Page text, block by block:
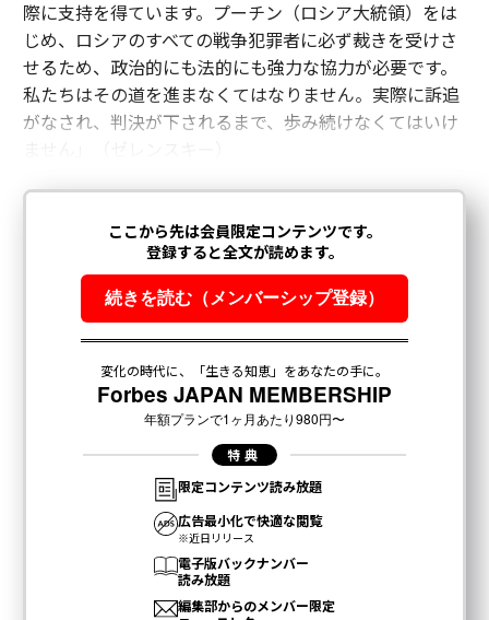
際に支持を得ています。プーチン（ロシア大統領）をは
じめ、ロシアのすべての戦争犯罪者に必ず裁きを受けさ
せるため、政治的にも法的にも強力な協力が必要です。
私たちはその道を進まなくてはなりません。実際に訴追
がなされ、判決が下されるまで、歩み続けなくてはいけ